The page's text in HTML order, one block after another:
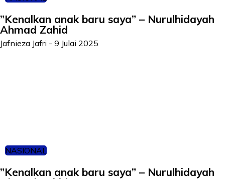
”Kenalkan anak baru saya” – Nurulhidayah
Ahmad Zahid
Jafnieza Jafri - 9 Julai 2025
NASIONAL
”Kenalkan anak baru saya” – Nurulhidayah